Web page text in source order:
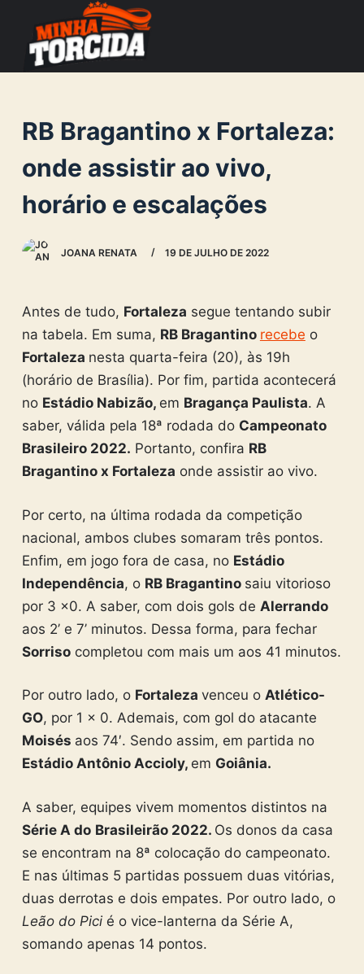
o
e
RB Bragantino x Fortaleza:
onde assistir ao vivo,
horário e escalações
JOANA RENATA 19 DE JULHO DE 2022
Antes de tudo, Fortaleza segue tentando subir
na tabela. Em suma, RB Bragantino recebe o
Fortaleza nesta quarta-feira (20), às 19h
(horário de Brasília). Por fim, partida acontecerá
no Estádio Nabizão, em Bragança Paulista. A
saber, válida pela 18ª rodada do Campeonato
Brasileiro 2022. Portanto, confira RB
Bragantino x Fortaleza onde assistir ao vivo.
Por certo, na última rodada da competição
nacional, ambos clubes somaram três pontos.
Enfim, em jogo fora de casa, no Estádio
Independência, o RB Bragantino saiu vitorioso
por 3 x0. A saber, com dois gols de Alerrando
aos 2’ e 7’ minutos. Dessa forma, para fechar
Sorrisocompletou com mais um aos 41 minutos.
Por outro lado, o Fortaleza venceu o Atlético-
GO, por 1 x 0. Ademais, com gol do atacante
Moisés aos 74′. Sendo assim, em partida no
Estádio Antônio Accioly, em Goiânia.
A saber, equipes vivem momentos distintos na
Série A do Brasileirão 2022. Os donos da casa
se encontram na 8ª colocação do campeonato.
E nas últimas 5 partidas possuem duas vitórias,
duas derrotas e dois empates. Por outro lado, o
Leão do Pici é o vice-lanterna da Série A,
somando apenas 14 pontos.